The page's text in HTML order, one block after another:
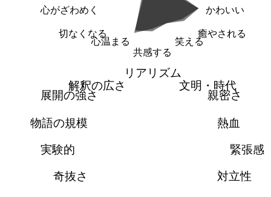
かわいい
癒やされる
笑える
共感する
心温まる
切なくなる
心がざわめく
リアリズム
文明・時代
親密さ
熱血
緊張感
対立性
奇抜さ
実験的
物語の規模
展開の強さ
解釈の広さ